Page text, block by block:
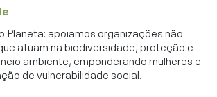
Planeta: apoiamos organizações não
atuam na biodiversidade, proteção e
ambiente, emponderando mulheres e
de vulnerabilidade social.